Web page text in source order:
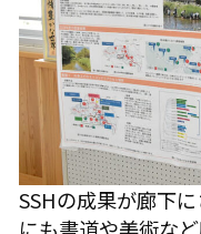
SSHの成果が廊下